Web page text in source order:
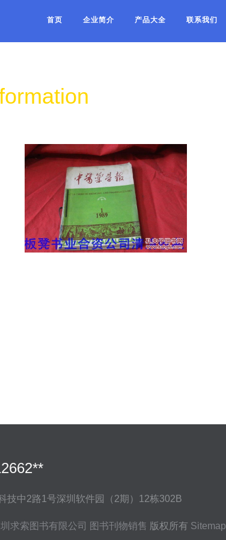
首页 企业简介 产品大全 联系我们
技中2路1号深圳软件园（2期）12栋302B
求索图书有限公司 图书刊物销售 版权所有 Sitemap